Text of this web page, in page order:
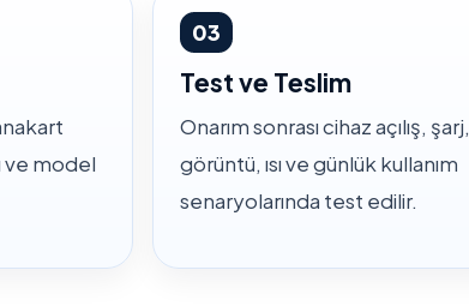
ve model
03
Test ve Teslim
Onarım sonrası cihaz açılış, şarj,
görüntü, ısı ve günlük kullanım
senaryolarında test edilir.